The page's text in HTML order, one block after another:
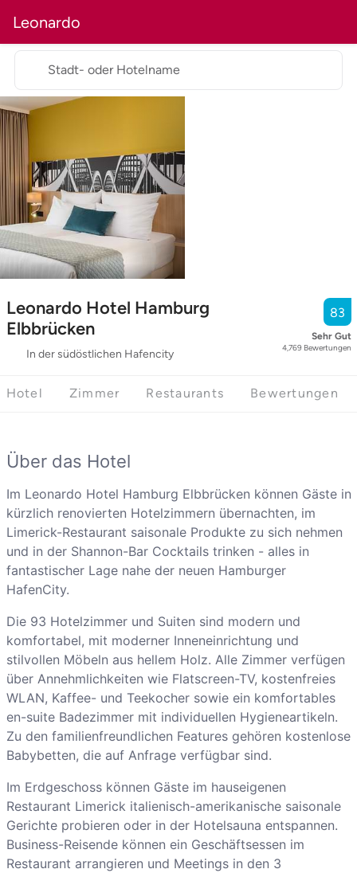
Leonardo
Leonardo Hotel Hamburg
Elbbrücken
In der südöstlichen Hafencity
83
Sehr Gut
4,769 Bewertungen
Stadt- oder Hotelname
Hotel Zimmer Restaurants Bewertungen
Über das Hotel
Im Leonardo Hotel Hamburg Elbbrücken können Gäste in
kürzlich renovierten Hotelzimmern übernachten, im
Limerick-Restaurant saisonale Produkte zu sich nehmen
und in der Shannon-Bar Cocktails trinken - alles in
fantastischer Lage nahe der neuen Hamburger
HafenCity.
Die 93 Hotelzimmer und Suiten sind modern und
komfortabel, mit moderner Inneneinrichtung und
stilvollen Möbeln aus hellem Holz. Alle Zimmer verfügen
über Annehmlichkeiten wie Flatscreen-TV, kostenfreies
WLAN, Kaffee- und Teekocher sowie ein komfortables
en-suite Badezimmer mit individuellen Hygieneartikeln.
Zu den familienfreundlichen Features gehören kostenlose
Babybetten, die auf Anfrage verfügbar sind.
Im Erdgeschoss können Gäste im hauseigenen
Restaurant Limerick italienisch-amerikanische saisonale
Gerichte probieren oder in der Hotelsauna entspannen.
Business-Reisende können ein Geschäftsessen im
Restaurant arrangieren und Meetings in den 3